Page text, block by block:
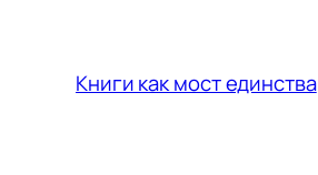
Книги как мост единства